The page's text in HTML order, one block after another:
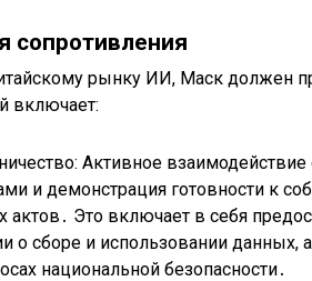
сопротивления
рынку ИИ, Маск должен
включает:
Активное
и демонстрация готовности к
актов․ Это включает в себя
о сборе и использовании данных,
национальной безопасности․